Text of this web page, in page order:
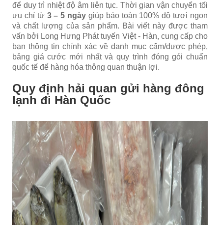
để duy trì nhiệt độ âm liên tục. Thời gian vận chuyển tối
ưu chỉ từ 3 – 5 ngày giúp bảo toàn 100% độ tươi ngon
và chất lượng của sản phẩm. Bài viết này được tham
vấn bởi Long Hưng Phát tuyến Việt - Hàn, cung cấp cho
bạn thông tin chính xác về danh mục cấm/được phép,
bảng giá cước mới nhất và quy trình đóng gói chuẩn
quốc tế để hàng hóa thông quan thuận lợi.
Quy định hải quan gửi hàng đông
lạnh đi Hàn Quốc